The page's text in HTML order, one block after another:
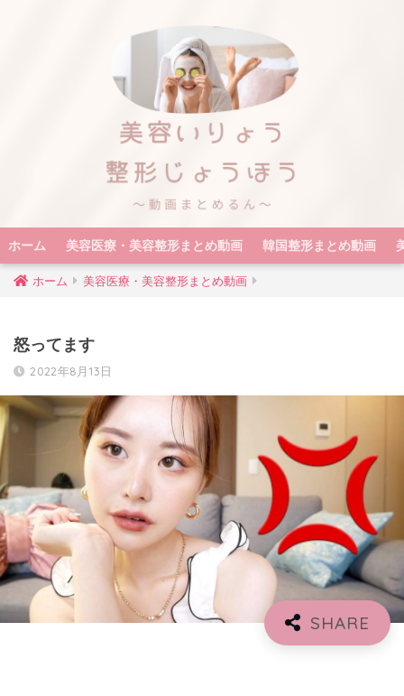
ホーム 美容医療・美容整形まとめ動画 韓国整形まとめ動画
ホーム 美容医療・美容整形まとめ動画
怒ってます
2022年8月13日